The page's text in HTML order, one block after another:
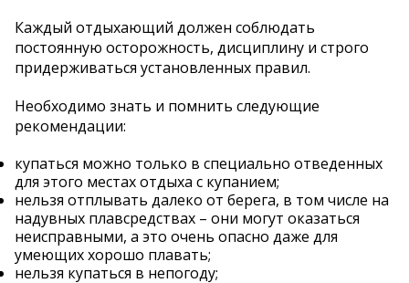
Каждый отдыхающий должен соблюдать
постоянную осторожность, дисциплину и строго
придерживаться установленных правил.
Необходимо знать и помнить следующие
рекомендации:
купаться можно только в специально отведенных
для этого местах отдыха с купанием;
нельзя отплывать далеко от берега, в том числе на
надувных плавсредствах – они могут оказаться
неисправными, а это очень опасно даже для
умеющих хорошо плавать;
нельзя купаться в непогоду;